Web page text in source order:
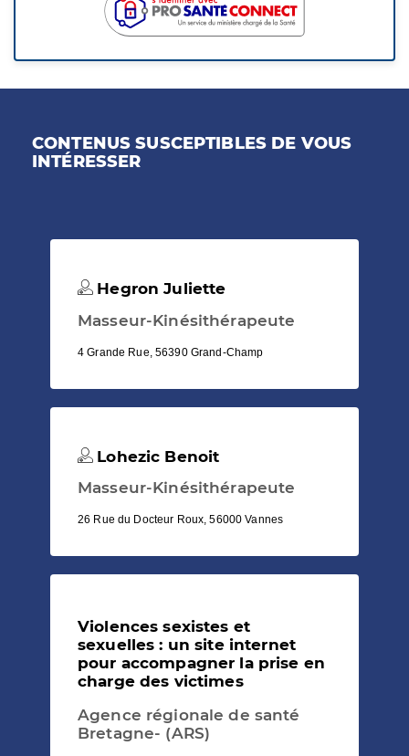
CONTENUS SUSCEPTIBLES DE VOUS
INTÉRESSER
Hegron Juliette
Masseur-Kinésithérapeute
4 Grande Rue, 56390 Grand-Champ
Lohezic Benoit
Masseur-Kinésithérapeute
26 Rue du Docteur Roux, 56000 Vannes
Violences sexistes et
sexuelles : un site internet
pour accompagner la prise en
charge des victimes
Agence régionale de santé
Bretagne- (ARS)